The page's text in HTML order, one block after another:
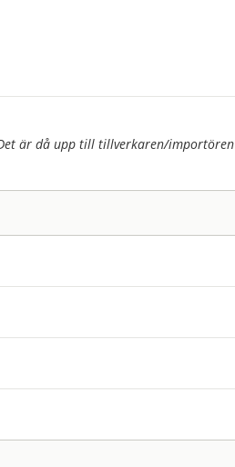
är då upp till tillverkaren/importören